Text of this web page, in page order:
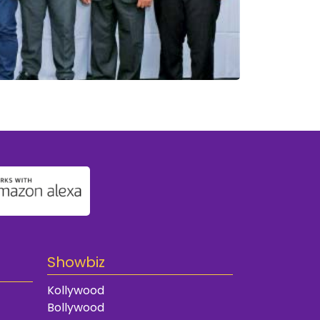
Showbiz
Kollywood
Bollywood